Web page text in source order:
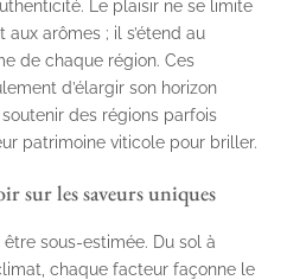
Le plaisir ne se limite
arômes ; il s’étend au
de chaque région. Ces
d’élargir son horizon
des régions parfois
patrimoine viticole pour briller.
sur les saveurs uniques
sous-estimée. Du sol à
chaque facteur façonne le